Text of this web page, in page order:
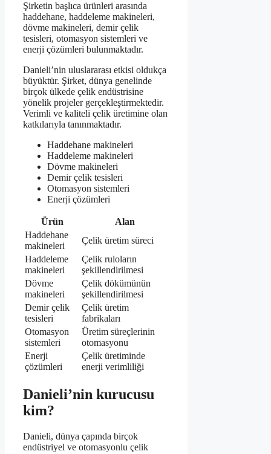
Şirketin başlıca ürünleri arasında
haddehane, haddeleme makineleri,
dövme makineleri, demir çelik
tesisleri, otomasyon sistemleri ve
enerji çözümleri bulunmaktadır.
Danieli’nin uluslararası etkisi oldukça
büyüktür. Şirket, dünya genelinde
birçok ülkede çelik endüstrisine
yönelik projeler gerçekleştirmektedir.
Verimli ve kaliteli çelik üretimine olan
katkılarıyla tanınmaktadır.
Haddehane makineleri
Haddeleme makineleri
Dövme makineleri
Demir çelik tesisleri
Otomasyon sistemleri
Enerji çözümleri
Ürün
Alan
Haddehane
makineleri
Çelik üretim süreci
Haddeleme
makineleri
Çelik ruloların
şekillendirilmesi
Dövme
makineleri
Çelik dökümünün
şekillendirilmesi
Demir çelik
tesisleri
Çelik üretim
fabrikaları
Otomasyon
sistemleri
Üretim süreçlerinin
otomasyonu
Enerji
çözümleri
Çelik üretiminde
enerji verimliliği
Danieli’nin kurucusu
kim?
Danieli, dünya çapında birçok
endüstriyel ve otomasyonlu çelik